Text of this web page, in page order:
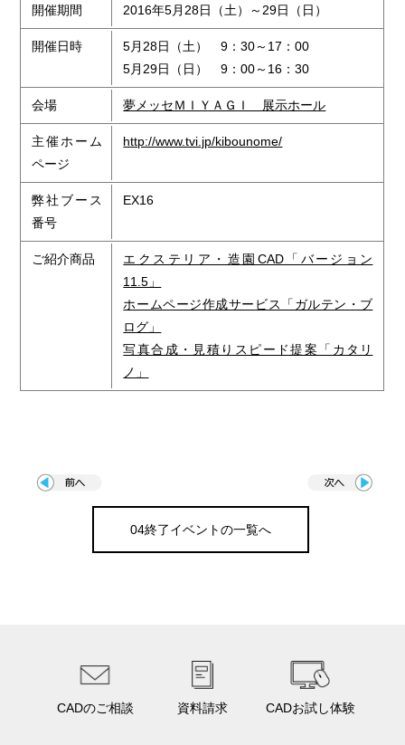
開催期間 2016年5月28日（土）～29日（日）
開催日時
5月28日（土） 9：30～17：00
5月29日（日） 9：00～16：30
会場 夢メッセＭＩＹＡＧＩ 展示ホール
主催ホーム
ページ
http://www.tvi.jp/kibounome/
弊社ブース
番号
EX16
ご紹介商品
エクステリア・造園CAD「バージョン
11.5」
ホームページ作成サービス「ガルテン・ブ
ログ」
写真合成・見積りスピード提案「カタリ
ノ」
04終了イベントの一覧へ
CADのご相談 資料請求 CADお試し体験